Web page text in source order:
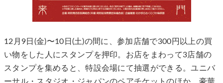
12月9日(金)〜10日(土)の間に、参加店舗で300円以上の買
い物をした人にスタンプを押印。お店をまわって3店舗の
スタンプを集めると、特設会場にて抽選ができる。ユニバ